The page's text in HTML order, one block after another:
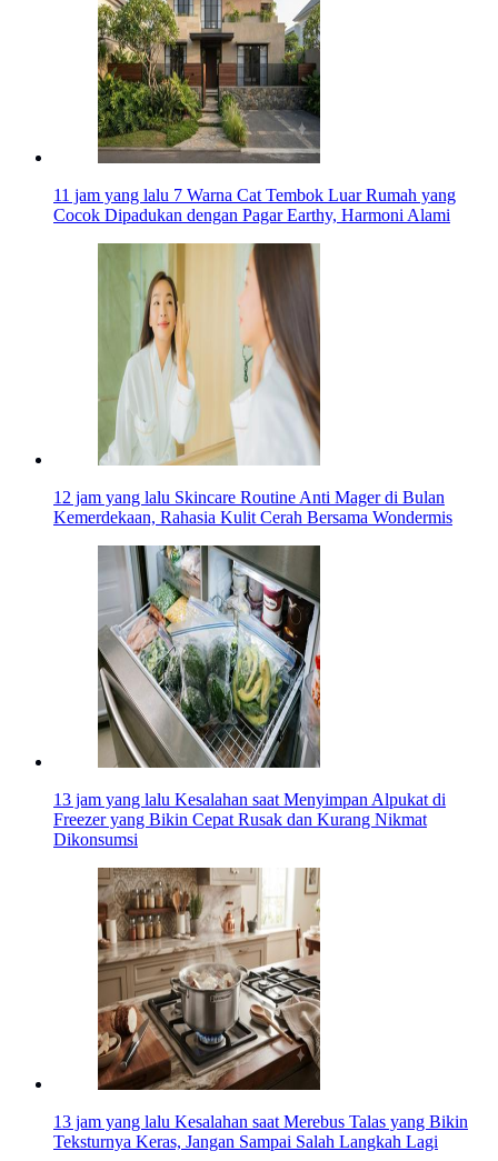
11 jam yang lalu 7 Warna Cat Tembok Luar Rumah yang
Cocok Dipadukan dengan Pagar Earthy, Harmoni Alami
12 jam yang lalu Skincare Routine Anti Mager di Bulan
Kemerdekaan, Rahasia Kulit Cerah Bersama Wondermis
13 jam yang lalu Kesalahan saat Menyimpan Alpukat di
Freezer yang Bikin Cepat Rusak dan Kurang Nikmat
Dikonsumsi
13 jam yang lalu Kesalahan saat Merebus Talas yang Bikin
Teksturnya Keras, Jangan Sampai Salah Langkah Lagi